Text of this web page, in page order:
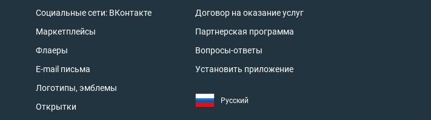
Социальные сети: ВКонтакте
Маркетплейсы
Флаеры
E-mail письма
Логотипы, эмблемы
Открытки
Договор на оказание услуг
Партнерская программа
Вопросы-ответы
Установить приложение
Русский